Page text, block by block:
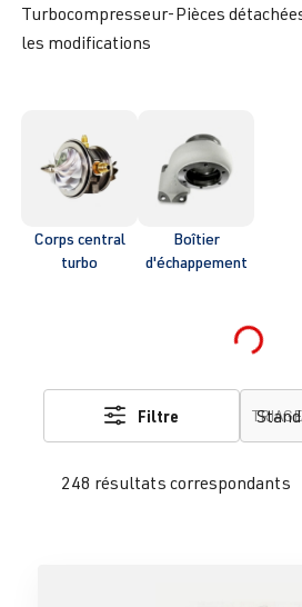
Turbocompresseur-Pièces
les modifications
Corps central
turbo
Boîtier
d'échappement
Loading...
248 résultats correspondants
Filtre TRIAGE